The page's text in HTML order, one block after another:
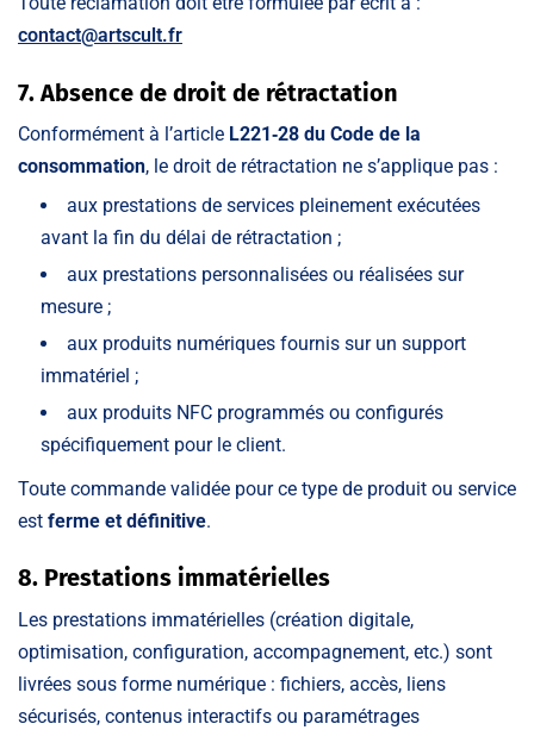
contact@artscult.fr
7. Absence de droit de rétractation
Conformément à l’article L221‑28 du Code de la
consommation, le droit de rétractation ne s’applique pas :
aux prestations de services pleinement exécutées
avant la fin du délai de rétractation ;
aux prestations personnalisées ou réalisées sur
mesure ;
aux produits numériques fournis sur un support
immatériel ;
aux produits NFC programmés ou configurés
spécifiquement pour le client.
Toute commande validée pour ce type de produit ou service
est ferme et définitive.
8. Prestations immatérielles
Les prestations immatérielles (création digitale,
optimisation, configuration, accompagnement, etc.) sont
livrées sous forme numérique : fichiers, accès, liens
sécurisés, contenus interactifs ou paramétrages